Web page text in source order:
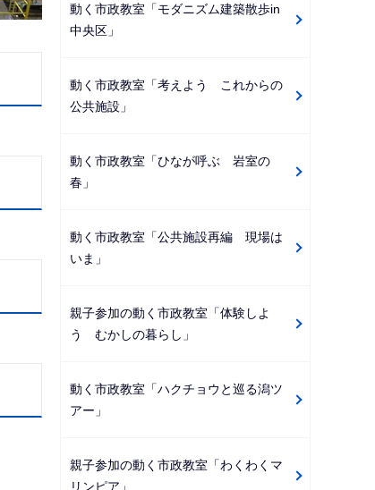
動く市政教室「モダニズム建築散歩in
中央区」
動く市政教室「考えよう これからの
公共施設」
動く市政教室「ひなが呼ぶ 岩室の
春」
動く市政教室「公共施設再編 現場は
いま」
親子参加の動く市政教室「体験しよ
う むかしの暮らし」
動く市政教室「ハクチョウと巡る潟ツ
アー」
親子参加の動く市政教室「わくわくマ
リンピア」